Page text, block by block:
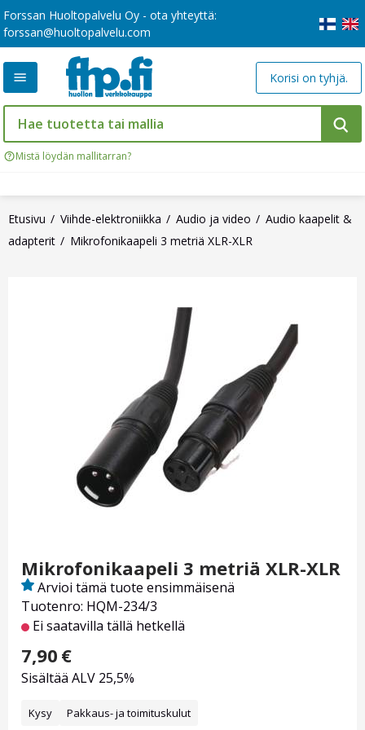
Forssan Huoltopalvelu Oy - ota yhteyttä:
forssan@huoltopalvelu.com
Mistä löydän mallitarran?
Korisi on tyhjä.
Etusivu Viihde-elektroniikka Audio ja video
Audio kaapelit &
adapterit
Mikrofonikaapeli 3 metriä XLR-XLR
Mikrofonikaapeli 3 metriä XLR-XLR
Tuotenro: HQM-234/3
Arvioi tämä tuote ensimmäisenä
Ei saatavilla tällä hetkellä
7,90 €
Sisältää ALV 25,5%
Kysy Pakkaus- ja toimituskulut